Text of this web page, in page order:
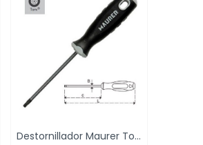
Destornillador Maurer Torx Inviolable 20 x...